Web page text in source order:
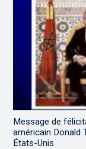
Message de
américain Donald
États-Unis